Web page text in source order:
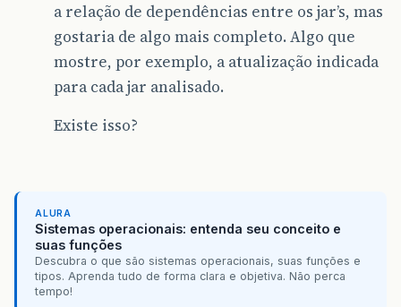
a relação de dependências entre os jar’s, mas
gostaria de algo mais completo. Algo que
mostre, por exemplo, a atualização indicada
para cada jar analisado.
Existe isso?
ALURA
Sistemas operacionais: entenda seu conceito e
suas funções
Descubra o que são sistemas operacionais, suas funções e
tipos. Aprenda tudo de forma clara e objetiva. Não perca
tempo!